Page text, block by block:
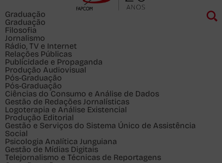
Graduação
Graduação
Filosofia
Jornalismo
Rádio, TV e Internet
Relações Públicas
Publicidade e Propaganda
Produção Audiovisual
Pós-Graduação
Pós-Graduação
Ciências do Consumo e Análise de Dados
Gestão de Redações Jornalísticas
Logoterapia e Análise Existencial
Produção Editorial
Gestão e Serviços do Sistema Único de Assistência
Social
Psicologia Analítica Junguiana
Gestão de Mídias Digitais
Telejornalismo e Técnicas de Reportagens